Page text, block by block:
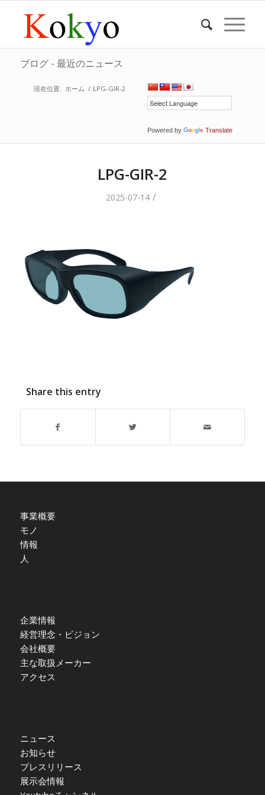
ブログ - 最近のニュース
Powered by Translate
現在位置: ホーム / LPG-GIR-2
LPG-GIR-2
2025-07-14 /
Share this entry
事業概要
モノ
情報
人
企業情報
経営理念・ビジョン
会社概要
主な取扱メーカー
アクセス
ニュース
お知らせ
プレスリリース
展示会情報